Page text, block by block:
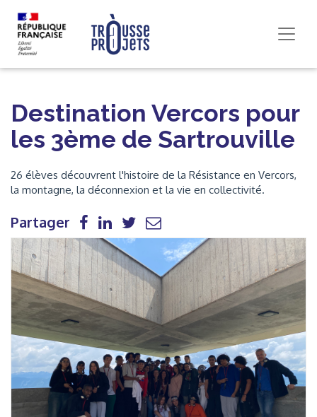
Destination Vercors pour
les 3ème de Sartrouville
26 élèves découvrent l'histoire de la Résistance en Vercors,
la montagne, la déconnexion et la vie en collectivité.
Partager